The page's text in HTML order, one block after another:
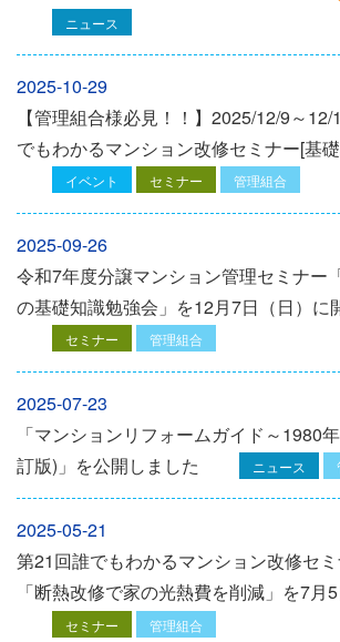
ニュース
2025-10-29
【管理組合様必見！！】2025/12/9～
でもわかるマンション改修セミナー[基
イベント セミナー 管理組合
2025-09-26
令和7年度分譲マンション管理セミナー
の基礎知識勉強会」を12⽉7⽇（⽇）に
セミナー 管理組合
2025-07-23
「マンションリフォームガイド～1980
訂版)」を公開しました
ニュース
2025-05-21
第21回誰でもわかるマンション改修セミ
「断熱改修で家の光熱費を削減」を7月
セミナー 管理組合